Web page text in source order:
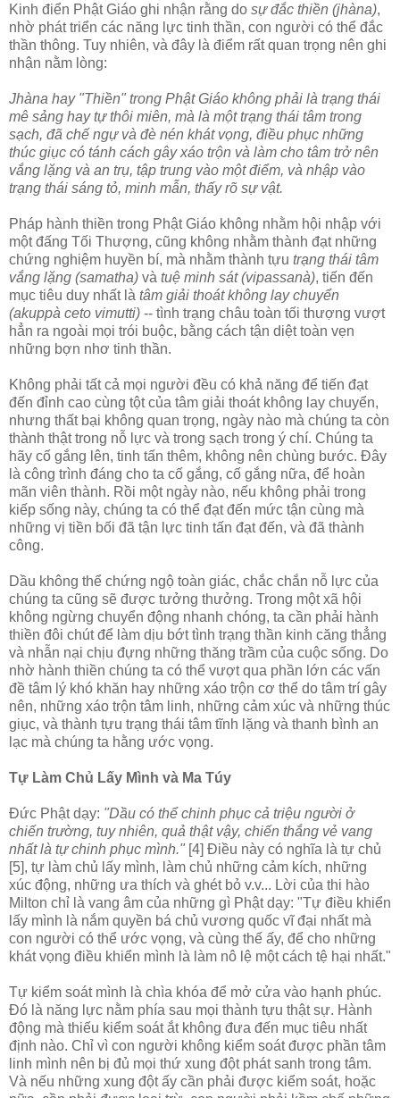
Kinh điển Phật Giáo ghi nhận rằng do sự đắc thiền (jhàna),
nhờ phát triển các năng lực tinh thần, con người có thể đắc
thần thông. Tuy nhiên, và đây là điểm rất quan trọng nên ghi
nhận nằm lòng:
Jhàna hay "Thiền" trong Phật Giáo không phải là trạng thái
mê sảng hay tự thôi miên, mà là một trạng thái tâm trong
sạch, đã chế ngự và đè nén khát vọng, điều phục những
thúc giục có tánh cách gây xáo trộn và làm cho tâm trở nên
vắng lặng và an trụ, tập trung vào một điểm, và nhập vào
trạng thái sáng tỏ, minh mẫn, thấy rõ sự vật.
Pháp hành thiền trong Phật Giáo không nhằm hội nhập với
một đấng Tối Thượng, cũng không nhằm thành đạt những
chứng nghiệm huyền bí, mà nhằm thành tựu trạng thái tâm
vắng lặng (samatha) và tuệ minh sát (vipassanà), tiến đến
mục tiêu duy nhất là tâm giải thoát không lay chuyển
(akuppà ceto vimutti) -- tình trạng châu toàn tối thượng vượt
hẳn ra ngoài mọi trói buộc, bằng cách tận diệt toàn vẹn
những bợn nhơ tinh thần.
Không phải tất cả mọi người đều có khả năng để tiến đạt
đến đỉnh cao cùng tột của tâm giải thoát không lay chuyển,
nhưng thất bại không quan trọng, ngày nào mà chúng ta còn
thành thật trong nỗ lực và trong sạch trong ý chí. Chúng ta
hãy cố gắng lên, tinh tấn thêm, không nên chùng bước. Ðây
là công trình đáng cho ta cố gắng, cố gắng nữa, để hoàn
mãn viên thành. Rồi một ngày nào, nếu không phải trong
kiếp sống này, chúng ta có thể đạt đến mức tận cùng mà
những vị tiền bối đã tận lực tinh tấn đạt đến, và đã thành
công.
Dầu không thể chứng ngộ toàn giác, chắc chắn nỗ lực của
chúng ta cũng sẽ được tưởng thưởng. Trong một xã hội
không ngừng chuyển động nhanh chóng, ta cần phải hành
thiền đôi chút để làm dịu bớt tình trạng thần kinh căng thẳng
và nhẫn nại chịu đựng những thăng trầm của cuộc sống. Do
nhờ hành thiền chúng ta có thể vượt qua phần lớn các vấn
đề tâm lý khó khăn hay những xáo trộn cơ thể do tâm trí gây
nên, những xáo trộn tâm linh, những cảm xúc và những thúc
giục, và thành tựu trạng thái tâm tĩnh lặng và thanh bình an
lạc mà chúng ta hằng ước vọng.
Tự Làm Chủ Lấy Mình và Ma Túy
Ðức Phật dạy: "Dầu có thể chinh phục cả triệu người ở
chiến trường, tuy nhiên, quả thật vậy, chiến thắng vẻ vang
nhất là tự chinh phục mình." [4] Ðiều này có nghĩa là tự chủ
[5], tự làm chủ lấy mình, làm chủ những cảm kích, những
xúc động, những ưa thích và ghét bỏ v.v... Lời của thi hào
Milton chỉ là vang âm của những gì Phật dạy: "Tự điều khiển
lấy mình là nắm quyền bá chủ vương quốc vĩ đại nhất mà
con người có thể ước vọng, và cùng thế ấy, để cho những
khát vọng điều khiển mình là làm nô lệ một cách tệ hại nhất."
Tự kiểm soát mình là chìa khóa để mở cửa vào hạnh phúc.
Ðó là năng lực nằm phía sau mọi thành tựu thật sự. Hành
động mà thiếu kiểm soát ắt không đưa đến mục tiêu nhất
định nào. Chỉ vì con người không kiểm soát được phần tâm
linh mình nên bị đủ mọi thứ xung đột phát sanh trong tâm.
Và nếu những xung đột ấy cần phải được kiểm soát, hoặc